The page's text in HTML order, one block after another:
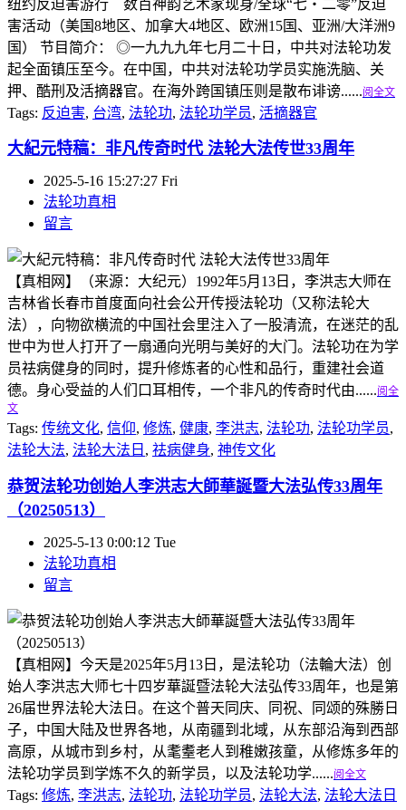
纽约反迫害游行 数百神韵艺术家现身/全球“七‧二零”反迫
害活动（美国8地区、加拿大4地区、欧洲15国、亚洲/大洋洲9
国） 节目简介： ◎一九九九年七月二十日，中共对法轮功发
起全面镇压至今。在中国，中共对法轮功学员实施洗脑、关
押、酷刑及活摘器官。在海外跨国镇压则是散布诽谤......阅全文
Tags: 反迫害, 台湾, 法轮功, 法轮功学员, 活摘器官
大紀元特稿：非凡传奇时代 法轮大法传世33周年
2025-5-16 15:27:27 Fri
法轮功真相
留言
【真相网】（来源：大纪元）1992年5月13日，李洪志大师在
吉林省长春市首度面向社会公开传授法轮功（又称法轮大
法），向物欲横流的中国社会里注入了一股清流，在迷茫的乱
世中为世人打开了一扇通向光明与美好的大门。法轮功在为学
员祛病健身的同时，提升修炼者的心性和品行，重建社会道
德。身心受益的人们口耳相传，一个非凡的传奇时代由......阅全
文
Tags: 传统文化, 信仰, 修炼, 健康, 李洪志, 法轮功, 法轮功学员,
法轮大法, 法轮大法日 , 祛病健身, 神传文化
恭贺法轮功创始人李洪志大師華誕暨大法弘传33周年
（20250513）
2025-5-13 0:00:12 Tue
法轮功真相
留言
【真相网】今天是2025年5月13日，是法轮功（法輪大法）创
始人李洪志大师七十四岁華誕暨法轮大法弘传33周年，也是第
26届世界法轮大法日。在这个普天同庆、同祝、同颂的殊勝日
子，中国大陆及世界各地，从南疆到北域，从东部沿海到西部
高原，从城市到乡村，从耄耋老人到稚嫩孩童，从修炼多年的
法轮功学员到学炼不久的新学员，以及法轮功学......阅全文
Tags: 修炼, 李洪志, 法轮功, 法轮功学员, 法轮大法, 法轮大法日